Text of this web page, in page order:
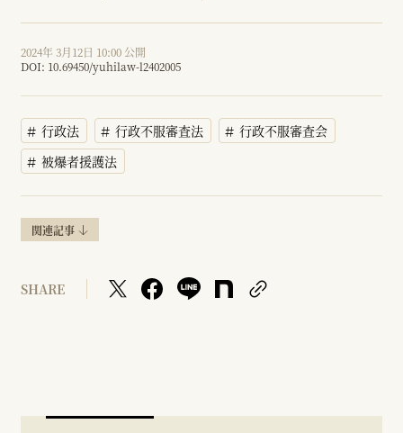
2024年 3月12日 10:00 公開
DOI: 10.69450/yuhilaw-l2402005
行政法 行政不服審査法
行政不服審査会
被爆者援護法
関連記事
SHARE